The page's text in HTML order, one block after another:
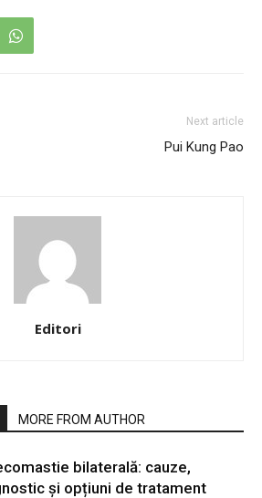
Next article
Pui Kung Pao
Editori
MORE FROM AUTHOR
bilaterală: cauze,
și opțiuni de tratament